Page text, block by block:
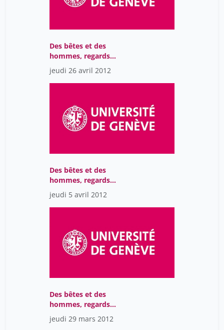
Des bêtes et des
hommes, regards
médiévaux sur la nature
et les animaux
jeudi 26 avril 2012
Des bêtes et des
hommes, regards
médiévaux sur la nature
et les animaux
jeudi 5 avril 2012
Des bêtes et des
hommes, regards
médiévaux sur la nature
et les animaux
jeudi 29 mars 2012